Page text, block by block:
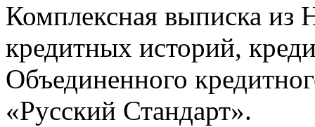
Комплексная выписка из
кредитных историй,
Объединенного
«Русский Стандарт».